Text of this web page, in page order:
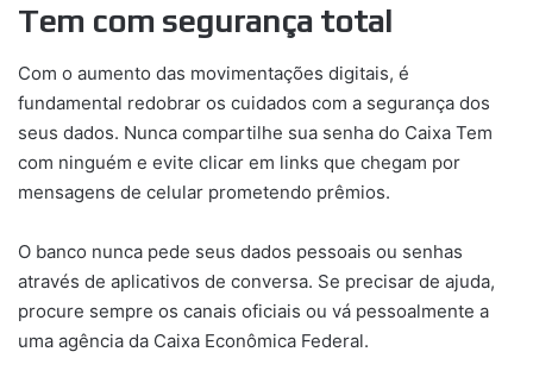
Tem com segurança total
Com o aumento das movimentações digitais, é
fundamental redobrar os cuidados com a segurança dos
seus dados. Nunca compartilhe sua senha do Caixa Tem
com ninguém e evite clicar em links que chegam por
mensagens de celular prometendo prêmios.
O banco nunca pede seus dados pessoais ou senhas
através de aplicativos de conversa. Se precisar de ajuda,
procure sempre os canais oficiais ou vá pessoalmente a
uma agência da Caixa Econômica Federal.